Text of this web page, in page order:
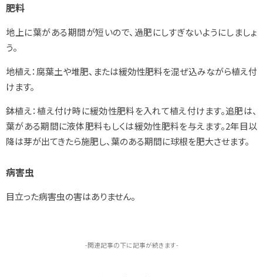
肥料
地上に葉がある期間が短いので、過肥にしすぎないようにしましょ
う。
地植え：腐葉土や堆肥、または緩効性肥料を混ぜ込みながら植え付
けます。
鉢植え：植え付け時に緩効性肥料を入れて植え付けます。追肥は、
葉がある期間に液体肥料もしくは緩効性肥料を与えます。2年目以
降は芽が出てきたら施肥し、葉のある期間に球根を肥大させます。
病害虫
目立った病害虫の害はありません。
-関連記事の下に記事が続きます-